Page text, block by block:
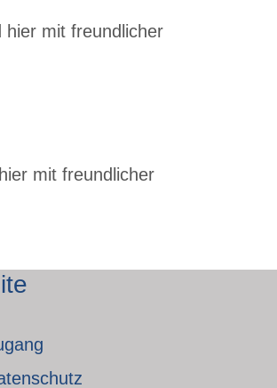
hier mit freundlicher
mit freundlicher